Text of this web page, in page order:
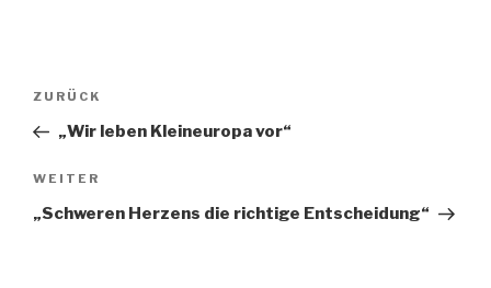
Beitragsnavigation
Vorheriger
Beitrag
ZURÜCK
„Wir leben Kleineuropa vor“
Nächster
Beitrag
WEITER
„Schweren Herzens die richtige Entscheidung“